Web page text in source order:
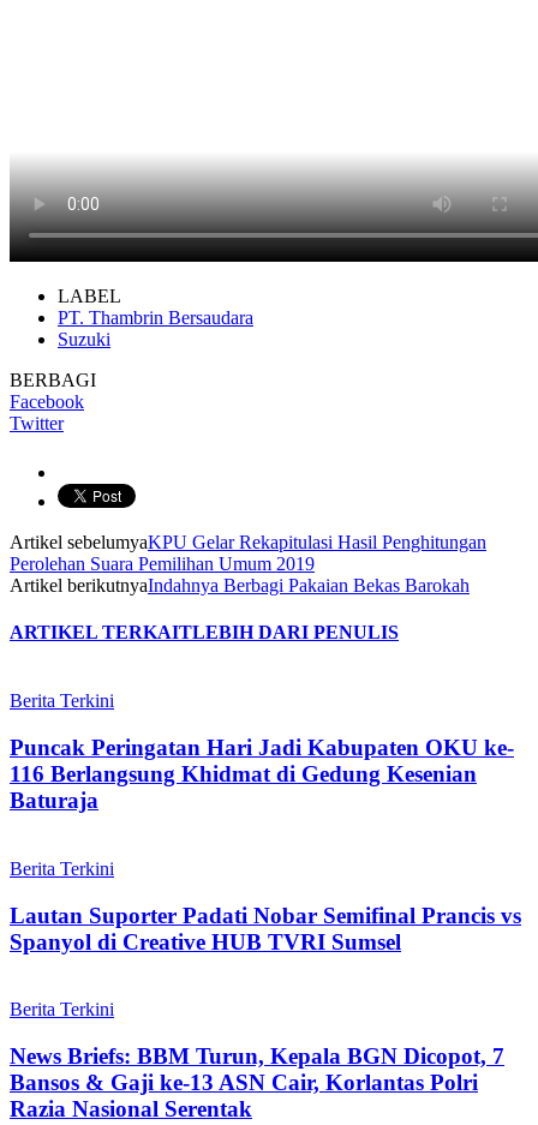
LABEL
PT. Thambrin Bersaudara
Suzuki
BERBAGI
Facebook
Twitter
Artikel sebelumyaKPU Gelar Rekapitulasi Hasil Penghitungan
Perolehan Suara Pemilihan Umum 2019
Artikel berikutnyaIndahnya Berbagi Pakaian Bekas Barokah
ARTIKEL TERKAITLEBIH DARI PENULIS
Berita Terkini
Puncak Peringatan Hari Jadi Kabupaten OKU ke-
116 Berlangsung Khidmat di Gedung Kesenian
Baturaja
Berita Terkini
Lautan Suporter Padati Nobar Semifinal Prancis vs
Spanyol di Creative HUB TVRI Sumsel
Berita Terkini
News Briefs: BBM Turun, Kepala BGN Dicopot, 7
Bansos & Gaji ke-13 ASN Cair, Korlantas Polri
Razia Nasional Serentak